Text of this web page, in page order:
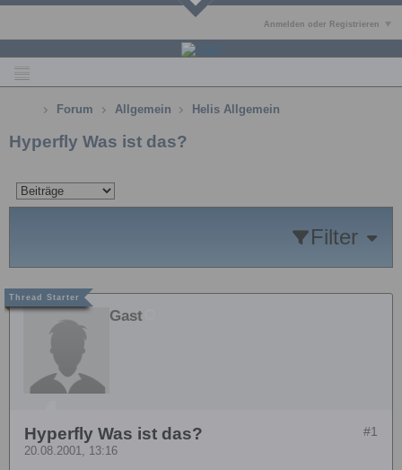
Anmelden oder Registrieren
Forum Allgemein Helis Allgemein
Hyperfly Was ist das?
Filter
Gast
#1
Hyperfly Was ist das?
20.08.2001, 13:16